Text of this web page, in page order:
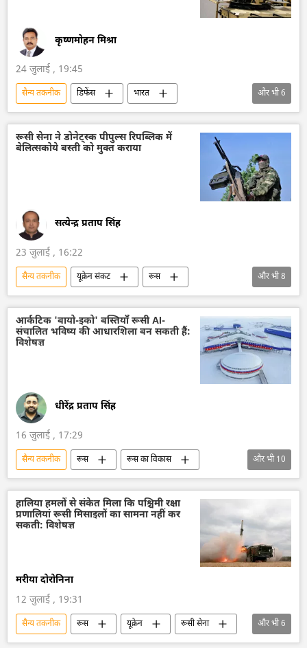
कृष्णमोहन मिश्रा
24 जुलाई , 19:45
सैन्य तकनीक डिफेंस
भारत
आत्मनिर्भर भारत
भारतीय वायुसेना
ड्रोन
ड्रोन हमला
भारत का विकास
और भी6
रूसी सेना ने डोनेट्स्क पीपुल्स रिपब्लिक में
बेलित्सकोये बस्ती को मुक्त कराया
सत्येन्द्र प्रताप सिंह
23 जुलाई , 16:22
सैन्य तकनीक यूक्रेन संकट
रूस
रूसी सेना
डोनेट्स्क पीपुल्स रिपब्लिक
रक्षा मंत्रालय (MoD)
रक्षा-पंक्ति
राष्ट्रीय सुरक्षा
मानव रहित वाहन
ड्रोन हमला
और भी8
आर्कटिक 'बायो-इको' बस्तियाँ रूसी AI-
संचालित भविष्य की आधारशिला बन सकती हैं:
विशेषज्ञ
धीरेंद्र प्रताप सिंह
16 जुलाई , 17:29
सैन्य तकनीक रूस
रूस का विकास
मास्को
रूसी सैन्य तकनीक
तकनीकी विकास
विज्ञान एवं प्रौद्योगिकी
डेटा विज्ञान
कृत्रिम बुद्धि
और भी10
हालिया हमलों से संकेत मिला कि पश्चिमी रक्षा
प्रणालियां रूसी मिसाइलों का सामना नहीं कर
सकती: विशेषज्ञ
मरीया दोरोनिना
12 जुलाई , 19:31
सैन्य तकनीक रूस यूक्रेन
रूसी सेना
तकनीकी विकास
रूसी सैन्य तकनीक
और भी6